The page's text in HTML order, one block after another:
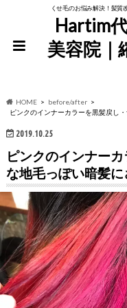
くせ毛のお悩み解決！髪質
Hartim
美容院｜
HOME
before/after
ピンクのインナーカラーを黒髪戻し
2019.10.25
ピンクのインナー
な地毛っぽい暗髪に